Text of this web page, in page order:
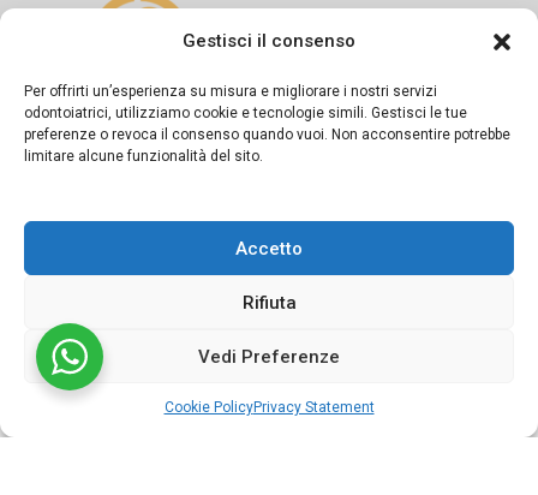
Gestisci il consenso
Per offrirti un’esperienza su misura e migliorare i nostri servizi
odontoiatrici, utilizziamo cookie e tecnologie simili. Gestisci le tue
preferenze o revoca il consenso quando vuoi. Non acconsentire potrebbe
limitare alcune funzionalità del sito.
Accetto
Rifiuta
Vedi Preferenze
Cookie PolicyPrivacy Statement
Si dichiara sotto la propria responsabilità che il presente
previsto dagli artt. 55-56-57 del Codice di Deontologia
Medica e dalla Linea Guida del FNOMCeO.
©2024 Studio dentistico APOS Dott.ri Sapio | Powered by